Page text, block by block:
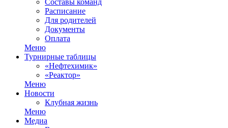
Составы команд
Расписание
Для родителей
Документы
Оплата
Меню
Турнирные таблицы
«Нефтехимик»
«Реактор»
Меню
Новости
Клубная жизнь
Меню
Медиа